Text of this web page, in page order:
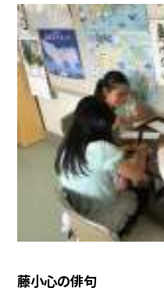
藤小心の俳句